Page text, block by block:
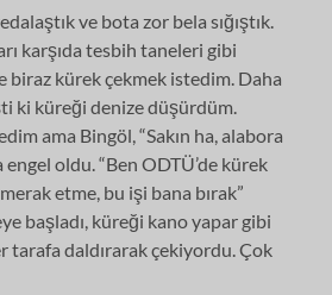
ve bota zor bela sığıştık.
karşıda tesbih taneleri gibi
biraz kürek çekmek istedim. Daha
ki küreği denize düşürdüm.
ama Bingöl, “Sakın ha, alabora
oldu. “Ben ODTÜ’de kürek
etme, bu işi bana bırak”
başladı, küreği kano yapar gibi
tarafa daldırarak çekiyordu. Çok